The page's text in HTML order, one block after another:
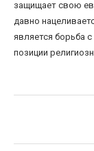
защищает свою
давно
является борьба
позиции